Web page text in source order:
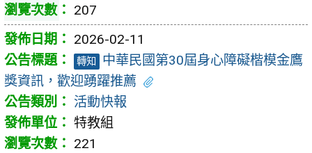
207
2026-02-11
轉知
中華民國第30屆身心障礙楷模金鷹
獎資訊，歡迎踴躍推薦
活動快報
特教組
221